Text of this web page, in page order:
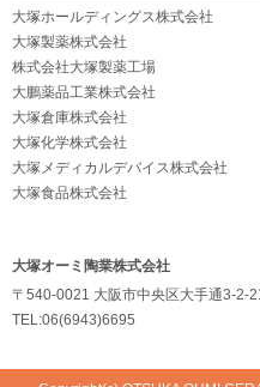
大塚ホールディングス株式会社
大塚製薬株式会社
株式会社大塚製薬工場
大鵬薬品工業株式会社
大塚倉庫株式会社
大塚化学株式会社
大塚メディカルデバイス株式会社
大塚食品株式会社
大塚オーミ陶業株式会社
〒540-0021 大阪市中央区大手通3-2-
TEL:06(6943)6695